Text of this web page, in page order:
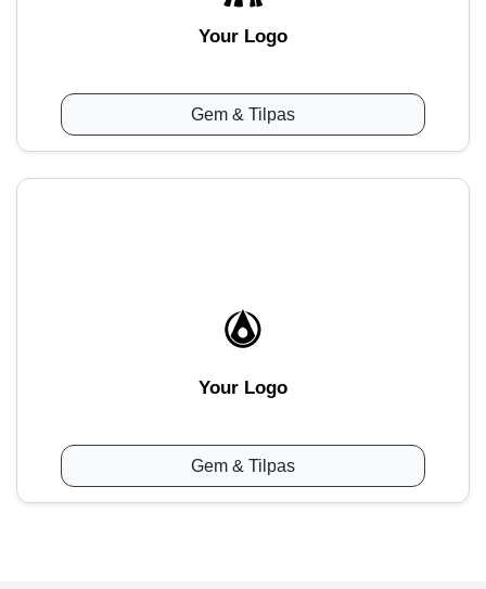
Your Logo
Gem & Tilpas
Your Logo
Gem & Tilpas